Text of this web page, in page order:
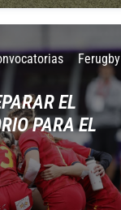
Ferugby
EL
PARA EL